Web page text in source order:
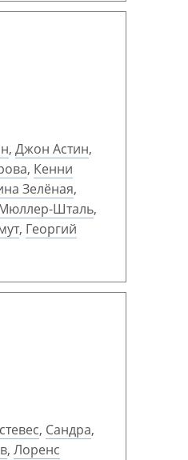
, Джон Астин,
, Кенни
Зелёная,
Шталь,
, Георгий
, Сандра,
, Лоренс